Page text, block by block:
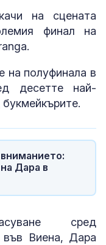
на сцената
финал на
на полуфинала в
десетте най-
Дара в
сред
във Виена, Дара